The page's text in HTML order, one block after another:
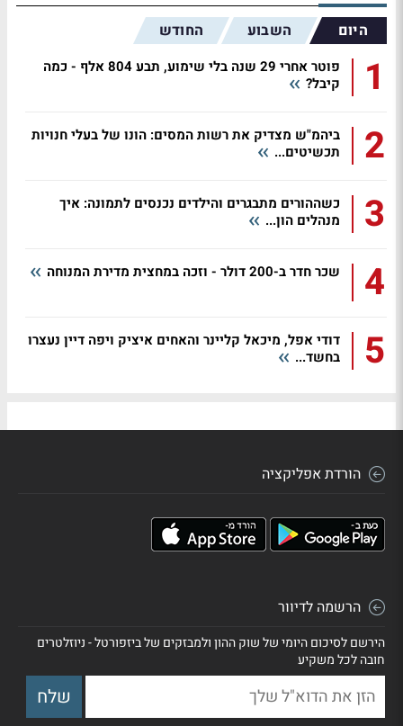
היום השבוע החודש
1
פוטר אחרי 29 שנה בלי שימוע, תבע 804 אלף - כמה
קיבל?
2
ביהמ"ש מצדיק את רשות המסים: הונו של בעלי חנויות
תכשיטים...
3
כשההורים מתבגרים והילדים נכנסים לתמונה: איך
מנהלים הון...
4 שכר חדר ב-200 דולר - וזכה במחצית מדירת המנוחה
5
דודי אפל, מיכאל קליינר והאחים איציק ויפה דיין נעצרו
בחשד...
הורדת אפליקציה
הרשמה לדיוור
הירשם לסיכום היומי של שוק ההון ולמבזקים של ביזפורטל - ניוזלטרים
חובה לכל משקיע